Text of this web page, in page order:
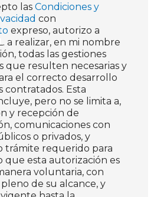
las Condiciones y
con
expreso, autorizo a
a realizar, en mi nombre
todas las gestiones
que resulten necesarias y
el correcto desarrollo
contratados. Esta
pero no se limita a,
y recepción de
comunicaciones con
o privados, y
trámite requerido para
que esta autorización es
voluntaria, con
de su alcance, y